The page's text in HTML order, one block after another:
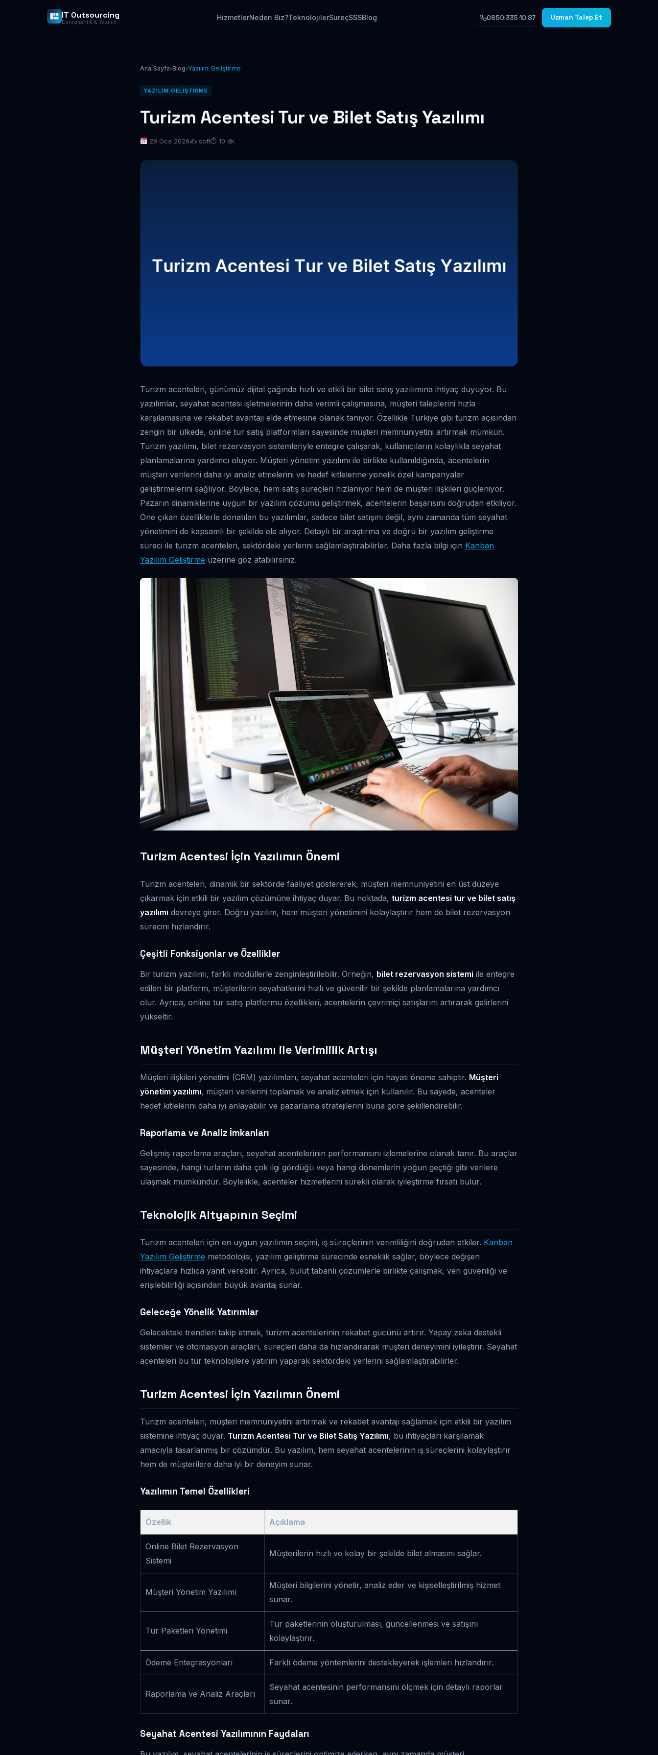
IT Outsourcing
Danışmanlık & Yazılım
HizmetlerNeden Biz?TeknolojilerSüreçSSSBlog 0850 335 10 87 Uzman Talep Et
Ana Sayfa›Blog›Yazılım Geliştirme
YAZILIM GELIŞTIRME
Turizm Acentesi Tur ve Bilet Satış Yazılımı
29 Oca 2026✍️ soft⏱ 10 dk
Turizm acenteleri, günümüz dijital çağında hızlı ve etkili bir bilet satış yazılımına ihtiyaç duyuyor. Bu
yazılımlar, seyahat acentesi işletmelerinin daha verimli çalışmasına, müşteri taleplerini hızla
karşılamasına ve rekabet avantajı elde etmesine olanak tanıyor. Özellikle Türkiye gibi turizm açısından
zengin bir ülkede, online tur satış platformları sayesinde müşteri memnuniyetini artırmak mümkün.
Turizm yazılımı, bilet rezervasyon sistemleriyle entegre çalışarak, kullanıcıların kolaylıkla seyahat
planlamalarına yardımcı oluyor. Müşteri yönetim yazılımı ile birlikte kullanıldığında, acentelerin
müşteri verilerini daha iyi analiz etmelerini ve hedef kitlelerine yönelik özel kampanyalar
geliştirmelerini sağlıyor. Böylece, hem satış süreçleri hızlanıyor hem de müşteri ilişkileri güçleniyor.
Pazarın dinamiklerine uygun bir yazılım çözümü geliştirmek, acentelerin başarısını doğrudan etkiliyor.
Öne çıkan özelliklerle donatılan bu yazılımlar, sadece bilet satışını değil, aynı zamanda tüm seyahat
yönetimini de kapsamlı bir şekilde ele alıyor. Detaylı bir araştırma ve doğru bir yazılım geliştirme
süreci ile turizm acenteleri, sektördeki yerlerini sağlamlaştırabilirler. Daha fazla bilgi için Kanban
Yazılım Geliştirme üzerine göz atabilirsiniz.
Turizm Acentesi İçin Yazılımın Önemi
Turizm acenteleri, dinamik bir sektörde faaliyet göstererek, müşteri memnuniyetini en üst düzeye
çıkarmak için etkili bir yazılım çözümüne ihtiyaç duyar. Bu noktada, turizm acentesi tur ve bilet satış
yazılımı devreye girer. Doğru yazılım, hem müşteri yönetimini kolaylaştırır hem de bilet rezervasyon
sürecini hızlandırır.
Çeşitli Fonksiyonlar ve Özellikler
Bir turizm yazılımı, farklı modüllerle zenginleştirilebilir. Örneğin, bilet rezervasyon sistemi ile entegre
edilen bir platform, müşterilerin seyahatlerini hızlı ve güvenilir bir şekilde planlamalarına yardımcı
olur. Ayrıca, online tur satış platformu özellikleri, acentelerin çevrimiçi satışlarını artırarak gelirlerini
yükseltir.
Müşteri Yönetim Yazılımı ile Verimlilik Artışı
Müşteri ilişkileri yönetimi (CRM) yazılımları, seyahat acenteleri için hayati öneme sahiptir. Müşteri
yönetim yazılımı, müşteri verilerini toplamak ve analiz etmek için kullanılır. Bu sayede, acenteler
hedef kitlelerini daha iyi anlayabilir ve pazarlama stratejilerini buna göre şekillendirebilir.
Raporlama ve Analiz İmkanları
Gelişmiş raporlama araçları, seyahat acentelerinin performansını izlemelerine olanak tanır. Bu araçlar
sayesinde, hangi turların daha çok ilgi gördüğü veya hangi dönemlerin yoğun geçtiği gibi verilere
ulaşmak mümkündür. Böylelikle, acenteler hizmetlerini sürekli olarak iyileştirme fırsatı bulur.
Teknolojik Altyapının Seçimi
Turizm acenteleri için en uygun yazılımın seçimi, iş süreçlerinin verimliliğini doğrudan etkiler. Kanban
Yazılım Geliştirme metodolojisi, yazılım geliştirme sürecinde esneklik sağlar, böylece değişen
ihtiyaçlara hızlıca yanıt verebilir. Ayrıca, bulut tabanlı çözümlerle birlikte çalışmak, veri güvenliği ve
erişilebilirliği açısından büyük avantaj sunar.
Geleceğe Yönelik Yatırımlar
Gelecekteki trendleri takip etmek, turizm acentelerinin rekabet gücünü artırır. Yapay zeka destekli
sistemler ve otomasyon araçları, süreçleri daha da hızlandırarak müşteri deneyimini iyileştirir. Seyahat
acenteleri bu tür teknolojilere yatırım yaparak sektördeki yerlerini sağlamlaştırabilirler.
Turizm Acentesi İçin Yazılımın Önemi
Turizm acenteleri, müşteri memnuniyetini artırmak ve rekabet avantajı sağlamak için etkili bir yazılım
sistemine ihtiyaç duyar. Turizm Acentesi Tur ve Bilet Satış Yazılımı, bu ihtiyaçları karşılamak
amacıyla tasarlanmış bir çözümdür. Bu yazılım, hem seyahat acentelerinin iş süreçlerini kolaylaştırır
hem de müşterilere daha iyi bir deneyim sunar.
Yazılımın Temel Özellikleri
Özellik Açıklama
Online Bilet Rezervasyon
Sistemi
Müşterilerin hızlı ve kolay bir şekilde bilet almasını sağlar.
Müşteri Yönetim Yazılımı
Müşteri bilgilerini yönetir, analiz eder ve kişiselleştirilmiş hizmet
sunar.
Tur Paketleri Yönetimi
Tur paketlerinin oluşturulması, güncellenmesi ve satışını
kolaylaştırır.
Ödeme Entegrasyonları Farklı ödeme yöntemlerini destekleyerek işlemleri hızlandırır.
Raporlama ve Analiz Araçları
Seyahat acentesinin performansını ölçmek için detaylı raporlar
sunar.
Seyahat Acentesi Yazılımının Faydaları